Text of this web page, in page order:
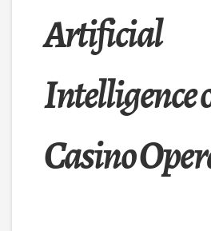
Artificial
Intelligence
Casino